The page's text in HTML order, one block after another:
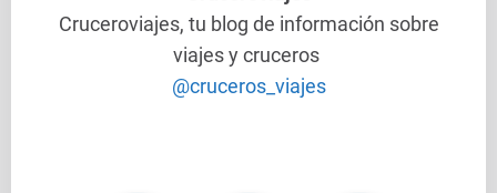
Cruceroviajes, tu blog de información sobre
viajes y cruceros
@cruceros_viajes